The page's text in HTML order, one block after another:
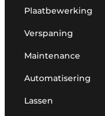
Plaatbewerking
Verspaning
Maintenance
Automatisering
Lassen